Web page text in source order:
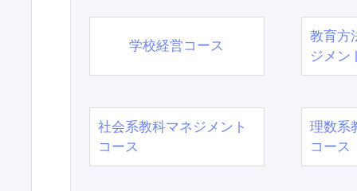
学校経営コース
教育方
ジメン
社会系教科マネジメント
コース
理数系
コース